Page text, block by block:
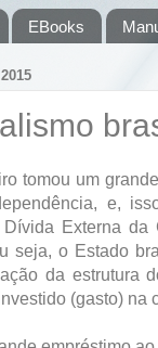
EBooks
tomou um
e,
Externa da
seja, o Estado
da estrutura
(gasto) na